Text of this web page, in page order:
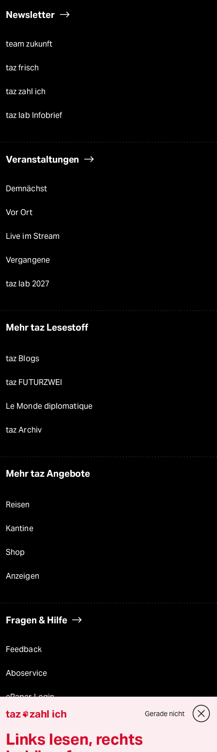
Newsletter
team zukunft
taz frisch
taz zahl ich
taz lab Infobrief
Veranstaltungen
Demnächst
Vor Ort
Live im Stream
Vergangene
taz lab 2027
Mehr taz Lesestoff
taz Blogs
taz FUTURZWEI
Le Monde diplomatique
taz Archiv
Mehr taz Angebote
Reisen
Kantine
Shop
Anzeigen
Fragen & Hilfe
Feedback
Aboservice
ePaper Login
Downloads für Abonnierende
taz zahl ich Gerade nicht
Links lesen, rechts